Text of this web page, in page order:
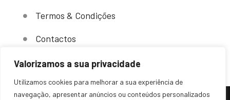
Valorizamos a sua privacidade
Utilizamos cookies para melhorar a sua experiência de
navegação, apresentar anúncios ou conteúdos personalizados
Termos & Condições
Contactos